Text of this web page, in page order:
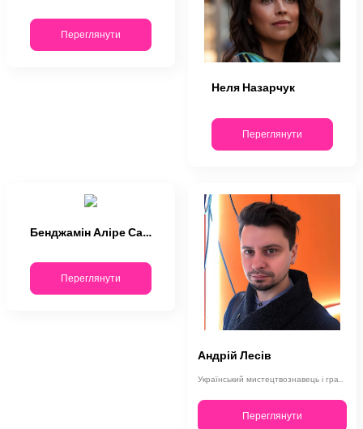
Переглянути
Неля Назарчук
Переглянути
Бенджамін Аліре Саенс
Переглянути
Андрій Лесів
Український мистецтвознавець і графік. Народився 24 березня 1984 року у місті Л…
Переглянути